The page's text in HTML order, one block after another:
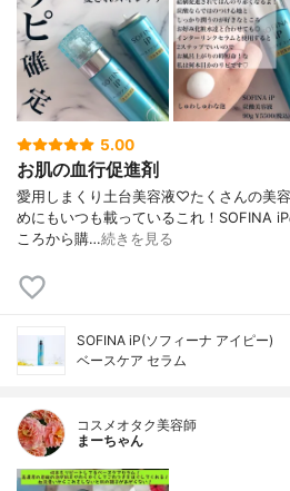
5.00
お肌の血行促進剤
愛用しまくり土台美容液♡ たくさんの美
めにもいつも載っているこれ！ SOFINA
ころから購…続きを見る
SOFINA iP(ソフィーナ アイピー)
ベースケア セラム
コスメオタク美容師
まーちゃん